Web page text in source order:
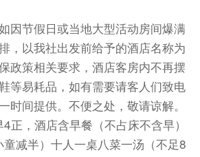
有泰国艺术博物馆的美誉。后前
（不含往返电瓶车费用 8 元/人，
爷爷的拍摄地”），古寨内"三街六
，建筑群呈带状分布。寨内宗族
和商贾富绅豪宅有 100 多座，其
伯第"、"进士第"、"探花府"、"绣
祠"、"龙湖书院"、“夏雨来故
。这些古建筑，荟萃了木雕、石
因节假日或当地大型活动房间爆满
，以我社出发前给予的酒店名称为
政策相关要求，酒店客房内不再摆
等易耗品，如有需要请客人们致电
时间提供。不便之处，敬请谅解。
正，酒店含早餐（不占床不含早）
减半）十人一桌八菜一汤（不足8